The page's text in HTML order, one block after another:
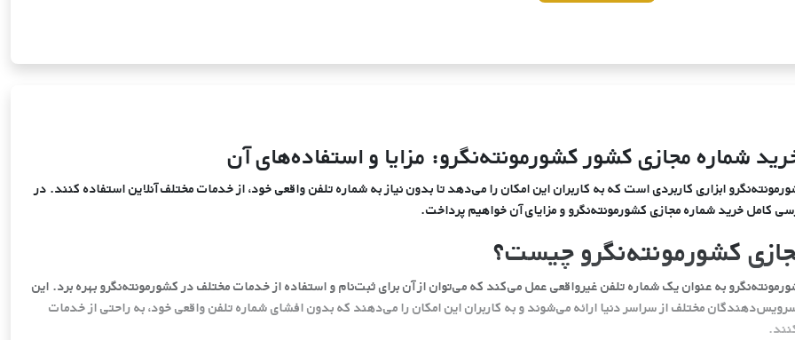
شماره مجازی کشور کشورمونته‌نگرو: مزایا و استفاده‌های آن
ابزاری کاربردی است که به کاربران این امکان را می‌دهد تا بدون نیاز به شماره تلفن واقعی خود، از خدمات مختلف آنلاین استفاده کنند. در
کامل خرید شماره مجازی کشورمونته‌نگرو و مزایای آن خواهیم پرداخت.
کشورمونته‌نگرو چیست؟
به عنوان یک شماره تلفن غیرواقعی عمل می‌کند که می‌توان از آن برای ثبت‌نام و استفاده از خدمات مختلف در کشورمونته‌نگرو بهره برد. این
مختلف از سراسر دنیا ارائه می‌شوند و به کاربران این امکان را می‌دهند که بدون افشای شماره تلفن واقعی خود، به راحتی از خدمات